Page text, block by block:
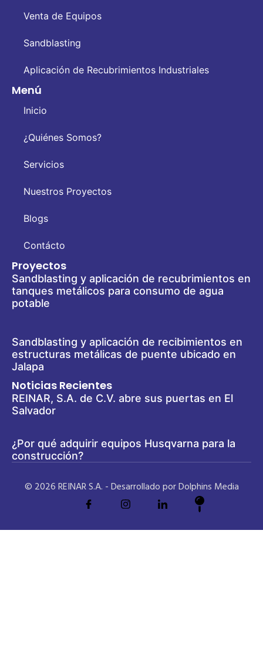
Venta de Equipos
Sandblasting
Aplicación de Recubrimientos Industriales
Menú
Inicio
¿Quiénes Somos?
Servicios
Nuestros Proyectos
Blogs
Contácto
Proyectos
Sandblasting y aplicación de recubrimientos en
tanques metálicos para consumo de agua
potable
Sandblasting y aplicación de recibimientos en
estructuras metálicas de puente ubicado en
Jalapa
Noticias Recientes
REINAR, S.A. de C.V. abre sus puertas en El
Salvador
¿Por qué adquirir equipos Husqvarna para la
construcción?
© 2026 REINAR S.A. - Desarrollado por Dolphins Media